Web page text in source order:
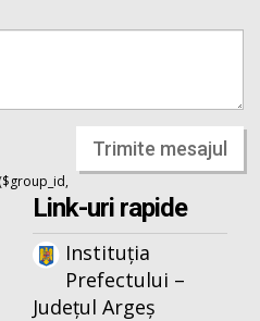
Trimite mesajul
Link-uri rapide
Instituția
Prefectului –
Județul Argeș